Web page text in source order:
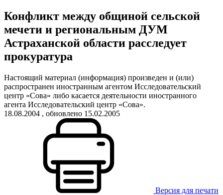
Конфликт между общиной сельской
мечети и региональным ДУМ
Астраханской области расследует
прокуратура
Настоящий материал (информация) произведен и (или)
распространен иностранным агентом Исследовательский
центр «Сова» либо касается деятельности иностранного
агента Исследовательский центр «Сова».
18.08.2004 , обновлено 15.02.2005
Версия для печати